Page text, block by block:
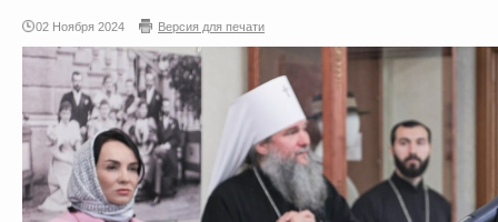
02 Ноября 2024 Версия для печати